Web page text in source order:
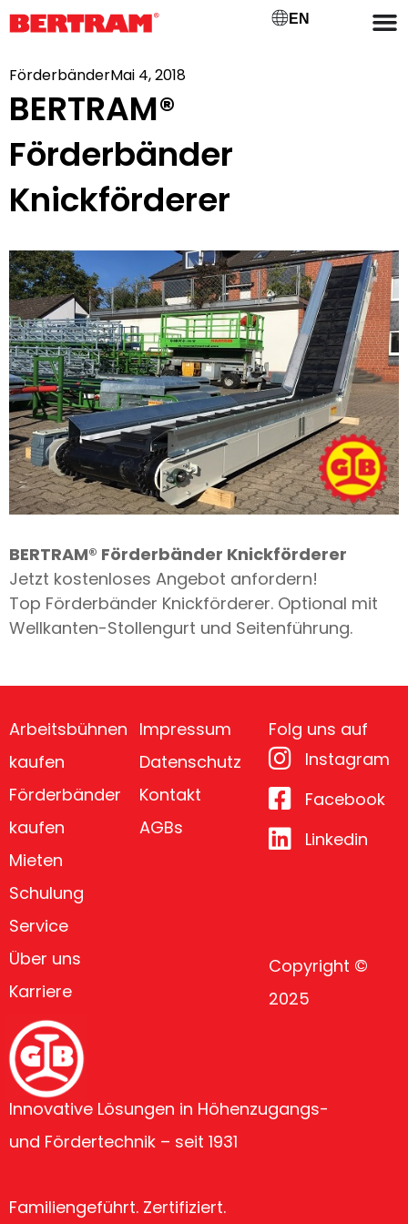
EN
FörderbänderMai 4, 2018
BERTRAM®
Förderbänder
Knickförderer
BERTRAM® Förderbänder Knickförderer
Jetzt kostenloses Angebot anfordern!
Top Förderbänder Knickförderer. Optional mit
Wellkanten-Stollengurt und Seitenführung.
Innovative Lösungen in Höhenzugangs-
und Fördertechnik – seit 1931
Familiengeführt. Zertifiziert.
Arbeitsbühnen
kaufen
Förderbänder
kaufen
Mieten
Schulung
Service
Über uns
Karriere
Impressum
Datenschutz
Kontakt
AGBs
Folg uns auf
Instagram
Facebook
Linkedin
Copyright ©
2025